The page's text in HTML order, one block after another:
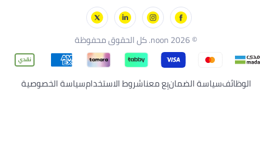
سياسة الضمانبِع معناشروط الاستخدامسياسة الخصوصية